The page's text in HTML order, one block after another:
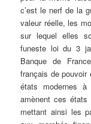
c’est le nerf de la
valeur réelle, les
sur lequel elles
funeste loi du 3
Banque de
français de pouvoir
états modernes
amènent ces états
mettant ainsi les